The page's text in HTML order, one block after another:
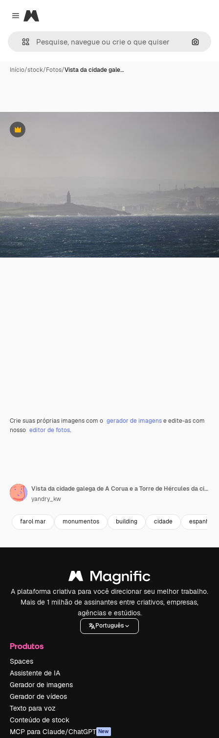
Close menu
Magnific
Início/stock/Fotos/Vista da cidade gale…
Premium
Crie suas próprias imagens com o gerador de imagense edite-as com
nosso editor de fotos.
Vista da cidade galega de A Corua e a Torre de Hércules da cidade de Ferrol
yandry_kw
farol mar monumentos building cidade espanha
A plataforma criativa para você direcionar seu melhor trabalho.
Mais de 1 milhão de assinantes entre criativos, empresas,
agências e estúdios.
Português
Produtos
Spaces
Assistente de IA
Gerador de imagens
Gerador de vídeos
Texto para voz
Conteúdo de stock
MCP para Claude/ChatGPT New